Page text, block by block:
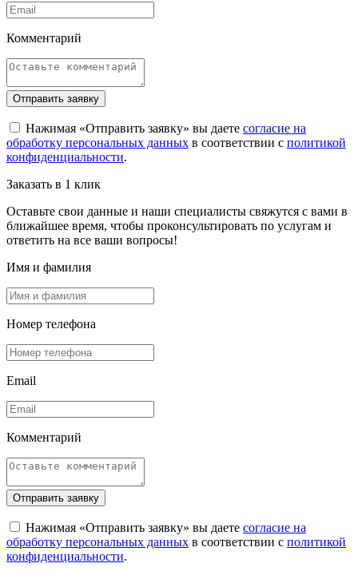
Комментарий
Отправить заявку
Нажимая «Отправить заявку» вы даете согласие на
обработку персональных данных в соответствии с политикой
конфиденциальности.
Заказать в 1 клик
Оставьте свои данные и наши специалисты свяжутся с вами в
ближайшее время, чтобы проконсультировать по услугам и
ответить на все ваши вопросы!
Имя и фамилия
Номер телефона
Email
Комментарий
Отправить заявку
Нажимая «Отправить заявку» вы даете согласие на
обработку персональных данных в соответствии с политикой
конфиденциальности.